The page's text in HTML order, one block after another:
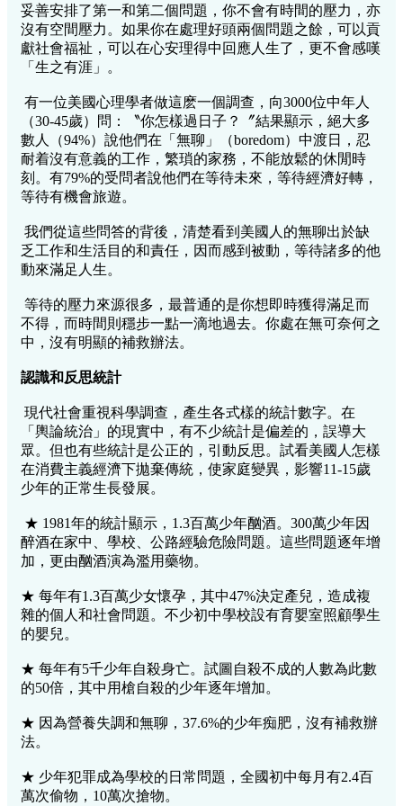
妥善安排了第一和第二個問題，你不會有時間的壓力，亦
沒有空間壓力。如果你在處理好頭兩個問題之餘，可以貢
獻社會福祉，可以在心安理得中回應人生了，更不會感嘆
「生之有涯」。
有一位美國心理學者做這麽一個調查，向3000位中年人
（30-45歲）問：〝你怎樣過日子？〞結果顯示，絕大多
數人（94%）說他們在「無聊」（boredom）中渡日，忍
耐着沒有意義的工作，繁瑣的家務，不能放鬆的休閒時
刻。有79%的受問者說他們在等待未來，等待經濟好轉，
等待有機會旅遊。
我們從這些問答的背後，清楚看到美國人的無聊出於缺
乏工作和生活目的和責任，因而感到被動，等待諸多的他
動來滿足人生。
等待的壓力來源很多，最普通的是你想即時獲得滿足而
不得，而時間則穩步一點一滴地過去。你處在無可奈何之
中，沒有明顯的補救辦法。
認識和反思統計
現代社會重視科學調查，產生各式樣的統計數字。在
「輿論統治」的現實中，有不少統計是偏差的，誤導大
眾。但也有些統計是公正的，引動反思。試看美國人怎樣
在消費主義經濟下拋棄傳統，使家庭變異，影響11-15歲
少年的正常生長發展。
★ 1981年的統計顯示，1.3百萬少年酗酒。300萬少年因
醉酒在家中、學校、公路經驗危險問題。這些問題逐年增
加，更由酗酒演為濫用藥物。
★ 每年有1.3百萬少女懷孕，其中47%決定產兒，造成複
雜的個人和社會問題。不少初中學校設有育嬰室照顧學生
的嬰兒。
★ 每年有5千少年自殺身亡。試圖自殺不成的人數為此數
的50倍，其中用槍自殺的少年逐年增加。
★ 因為營養失調和無聊，37.6%的少年痴肥，沒有補救辦
法。
★ 少年犯罪成為學校的日常問題，全國初中每月有2.4百
萬次偷物，10萬次搶物。